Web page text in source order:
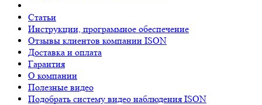
Статьи
Инструкции, программное обеспечение
Отзывы клиентов компании ISON
Доставка и оплата
Гарантия
О компании
Полезные видео
Подобрать систему видео наблюдения ISON